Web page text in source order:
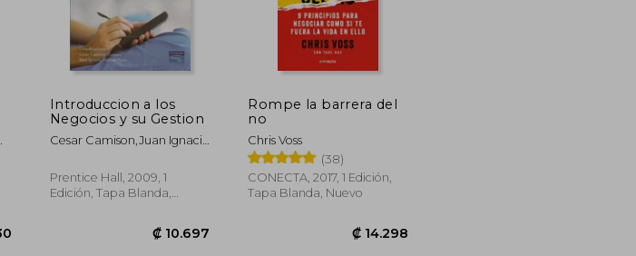
Introduccion a los
Negocios y su Gestion
Cesar Camison,Juan Ignacio
Prentice Hall, 2009, 1
Edición, Tapa Blanda,
Rompe la barrera del
no
Chris Voss
(38)
CONECTA, 2017, 1 Edición,
Tapa Blanda, Nuevo